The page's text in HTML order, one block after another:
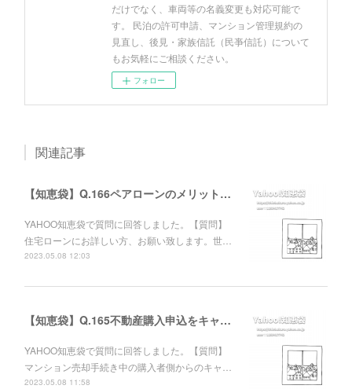
だけでなく、車両等の名義変更も対応可能で
す。 民泊の許可申請、マンション管理規約の
見直し、後見・家族信託（民亊信託）について
もお気軽にご相談ください。
フォロー
関連記事
【知恵袋】Q.166ペアローンのメリットについて
YAHOO知恵袋で質問に回答しました。【質問】
住宅ローンにお詳しい方、お願い致します。世…
2023.05.08 12:03
【知恵袋】Q.165不動産購入申込をキャンセルした相手方への責任追及について
YAHOO知恵袋で質問に回答しました。【質問】
マンション売却手続き中の購入者側からのキャ…
2023.05.08 11:58